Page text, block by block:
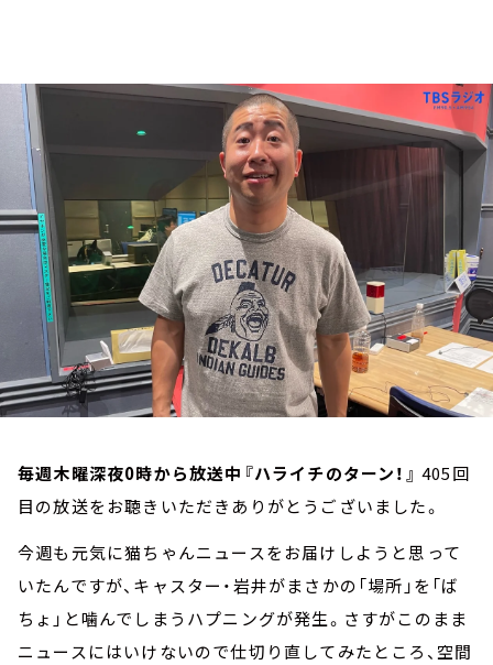
トピックス
TBS Podcast
お知らせ
会社情報
毎週木曜深夜0時から放送中『ハライチのターン！』 405回
目の放送をお聴きいただきありがとうございました。
今週も元気に猫ちゃんニュースをお届けしようと思って
いたんですが、キャスター・岩井がまさかの「場所」を「ば
ちょ」と噛んでしまうハプニングが発生。さすがこのまま
ニュースにはいけないので仕切り直してみたところ、空間